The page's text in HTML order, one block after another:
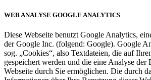
WEB ANALYSE GOOGLE ANALYTICS
Diese Webseite benutzt Google Analytics,
der Google Inc. (folgend: Google). Google
sog. „Cookies“, also Textdateien, die auf
gespeichert werden und die eine Analyse der
Webseite durch Sie ermöglichen. Die durch